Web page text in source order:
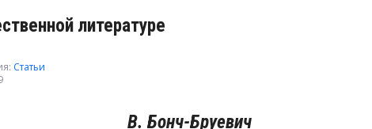
литературе
Статьи
В. Бонч-Бруевич